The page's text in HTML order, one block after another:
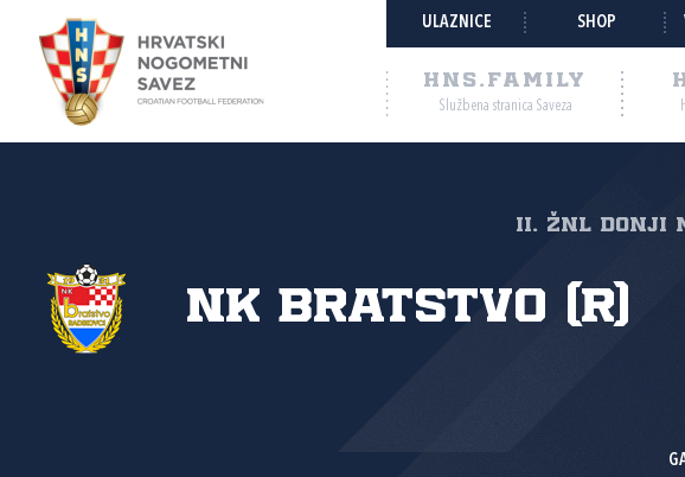
ULAZNICE SHOP
HNS.FAMILY
Službena stranica Saveza
II. ŽNL Donji
NK Bratstvo (R)